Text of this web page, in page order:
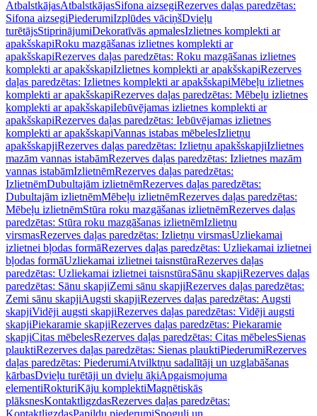
AtbalstkājasAtbalstkājasSifona aizsegiRezerves daļas paredzētas:
Sifona aizsegiPiederumiIzplūdes vāciņšDvieļu
turētājsStiprinājumiDekoratīvās apmalesIzlietnes komplekti ar
apakšskapiRoku mazgāšanas izlietnes komplekti ar
apakšskapiRezerves daļas paredzētas: Roku mazgāšanas izlietnes
komplekti ar apakšskapiIzlietnes komplekti ar apakšskapiRezerves
daļas paredzētas: Izlietnes komplekti ar apakšskapiMēbeļu izlietnes
komplekti ar apakšskapiRezerves daļas paredzētas: Mēbeļu izlietnes
komplekti ar apakšskapiIebūvējamas izlietnes komplekti ar
apakšskapiRezerves daļas paredzētas: Iebūvējamas izlietnes
komplekti ar apakšskapiVannas istabas mēbelesIzlietņu
apakšskapjiRezerves daļas paredzētas: Izlietņu apakšskapjiIzlietnes
mazām vannas istabāmRezerves daļas paredzētas: Izlietnes mazām
vannas istabāmIzlietnēmRezerves daļas paredzētas:
IzlietnēmDubultajām izlietnēmRezerves daļas paredzētas:
Dubultajām izlietnēmMēbeļu izlietnēmRezerves daļas paredzētas:
Mēbeļu izlietnēmStūra roku mazgāšanas izlietnēmRezerves daļas
paredzētas: Stūra roku mazgāšanas izlietnēmIzlietņu
virsmasRezerves daļas paredzētas: Izlietņu virsmasUzliekamai
izlietnei bļodas formāRezerves daļas paredzētas: Uzliekamai izlietnei
bļodas formāUzliekamai izlietnei taisnstūraRezerves daļas
paredzētas: Uzliekamai izlietnei taisnstūraSānu skapjiRezerves daļas
paredzētas: Sānu skapjiZemi sānu skapjiRezerves daļas paredzētas:
Zemi sānu skapjiAugsti skapjiRezerves daļas paredzētas: Augsti
skapjiVidēji augsti skapjiRezerves daļas paredzētas: Vidēji augsti
skapjiPiekaramie skapjiRezerves daļas paredzētas: Piekaramie
skapjiCitas mēbelesRezerves daļas paredzētas: Citas mēbelesSienas
plauktiRezerves daļas paredzētas: Sienas plauktiPiederumiRezerves
daļas paredzētas: PiederumiAtvilktņu sadalītāji un uzglabāšanas
kārbasDvieļu turētāji un dvieļu āķiApgaismojuma
elementiRokturiKāju komplektiMagnētiskās
plāksnesKontaktligzdasRezerves daļas paredzētas:
KontaktligzdasPapildu piederumiSpoguļi un